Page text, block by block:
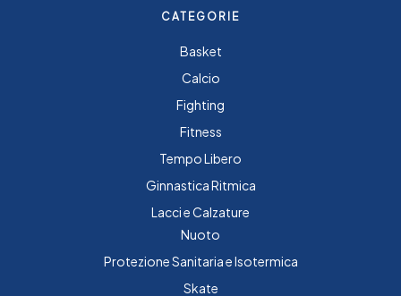
CATEGORIE
Basket
Calcio
Fighting
Fitness
Tempo Libero
Ginnastica Ritmica
Lacci e Calzature
Nuoto
Protezione Sanitaria e Isotermica
Skate